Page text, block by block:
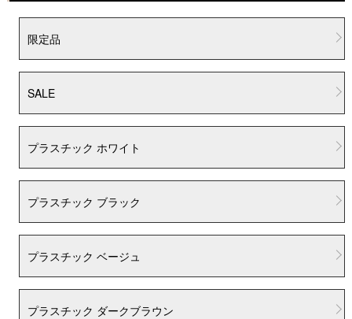
限定品
SALE
プラスチック ホワイト
プラスチック ブラック
プラスチック ベージュ
プラスチック ダークブラウン